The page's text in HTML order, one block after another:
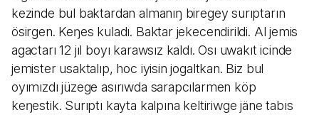
kezinde bul baktardan almanıŋ biregey surıptarın
ösirgen. Keŋes kuladı. Baktar jekecendirildi. Al jemis
agactarı 12 jıl boyı karawsız kaldı. Osı uwakıt icinde
jemister usaktalıp, hoc iyisin jogaltkan. Biz bul
oyımızdı jüzege asırıwda sarapcılarmen köp
keŋestik. Surıptı kayta kalpına keltiriwge jäne tabıs